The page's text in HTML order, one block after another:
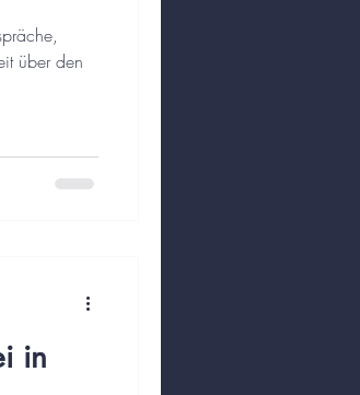
über den
in